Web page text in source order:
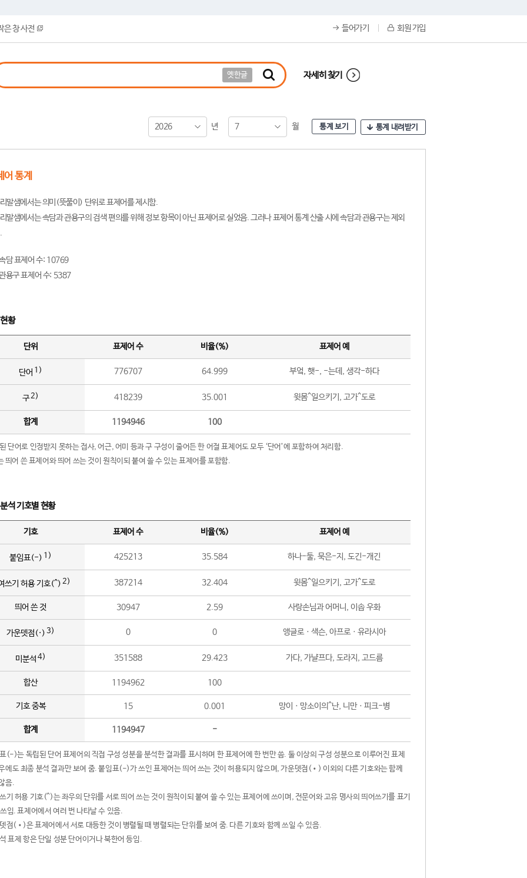
은 창 사전 들어가기 회원 가입
옛한글 자세히 찾기
2026 년 7 월 통계 보기 통계 내려받기
어 통계
말샘에서는 의미(뜻풀이) 단위로 표제어를 제시함.
말샘에서는 속담과 관용구의 검색 편의를 위해 정보 항목이 아닌 표제어로 실었음. 그러나 표제어 통계 산출 시에 속담과 관용구는 제외
담 표제어 수: 10769
용구 표제어 수: 5387
황
단위 표제어 수 비율(%) 표제어 예
단어 1) 776707 64.999 부엌, 햇-, -는데, 생각-하다
구2) 418239 35.001 윗몸^일으키기, 고가^도로
합계 1194946 100
단어로 인정받지 못하는 접사, 어근, 어미 등과 구 구성이 줄어든 한 어절 표제어도 모두 ‘단어’에 포함하여 처리함.
띄어 쓴 표제어와 띄어 쓰는 것이 원칙이되 붙여 쓸 수 있는 표제어를 포함함.
석 기호별 현황
기호 표제어 수 비율(%) 표제어 예
붙임표(-) 1) 425213 35.584 하나-둘, 묵은-지, 도긴-개긴
쓰기 허용 기호(^) 2) 387214 32.404 윗몸^일으키기, 고가^도로
띄어 쓴 것 30947 2.59 사랑손님과 어머니, 이솝 우화
가운뎃점(·) 3) 0 0 앵글로ㆍ색슨, 아프로ㆍ유라시아
미분석 4) 351588 29.423 가다, 가냘프다, 도라지, 고드름
합산 1194962 100
기호 중복 15 0.001 망이ㆍ망소이의^난, 니만ㆍ피크-병
합계 1194947 -
(-)는 독립된 단어 표제어의 직접 구성 성분을 분석한 결과를 표시하며 한 표제어에 한 번만 씀. 둘 이상의 구성 성분으로 이루어진 표제
에도 최종 분석 결과만 보여 줌. 붙임표(-)가 쓰인 표제어는 띄어 쓰는 것이 허용되지 않으며, 가운뎃점(•) 이외의 다른 기호와는 함께
음.
기 허용 기호(^)는 좌우의 단위를 서로 띄어 쓰는 것이 원칙이되 붙여 쓸 수 있는 표제어에 쓰이며, 전문어와 고유 명사의 띄어쓰기를 표기
임. 표제어에서 여러 번 나타날 수 있음.
점(•)은 표제어에서 서로 대등한 것이 병렬될 때 병렬되는 단위를 보여 줌. 다른 기호와 함께 쓰일 수 있음.
표제 항은 단일 성분 단어이거나 북한어 등임.